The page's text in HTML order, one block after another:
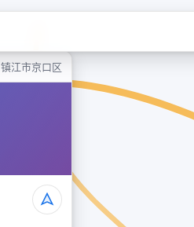
镇江市京口区